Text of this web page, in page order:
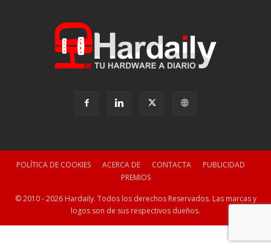
POLÍTICA DE COOKIES ACERCA DE CONTACTA
PUBLICIDAD
PREMIOS
© 2010 - 2026 Hardaily. Todos los derechos Reservados. Las marcas y
logos son de sus respectivos dueños.